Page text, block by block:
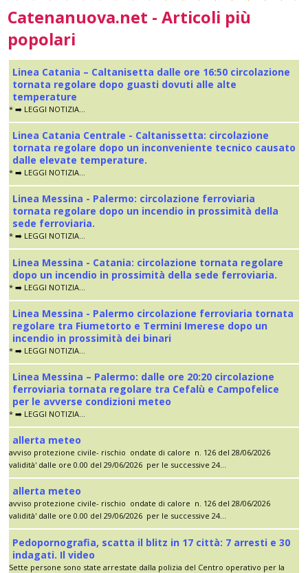
Catenanuova.net - Articoli più
popolari
Linea Catania – Caltanisetta dalle ore 16:50 circolazione
tornata regolare dopo guasti dovuti alle alte
temperature
* ➡️ LEGGI NOTIZIA...
Linea Catania Centrale - Caltanissetta: circolazione
tornata regolare dopo un inconveniente tecnico causato
dalle elevate temperature.
* ➡️ LEGGI NOTIZIA...
Linea Messina - Palermo: circolazione ferroviaria
tornata regolare dopo un incendio in prossimità della
sede ferroviaria.
* ➡️ LEGGI NOTIZIA...
Linea Messina - Catania: circolazione tornata regolare
dopo un incendio in prossimità della sede ferroviaria.
* ➡️ LEGGI NOTIZIA...
Linea Messina - Palermo circolazione ferroviaria tornata
regolare tra Fiumetorto e Termini Imerese dopo un
incendio in prossimità dei binari
* ➡️ LEGGI NOTIZIA...
Linea Messina – Palermo: dalle ore 20:20 circolazione
ferroviaria tornata regolare tra Cefalù e Campofelice
per le avverse condizioni meteo
* ➡️ LEGGI NOTIZIA...
allerta meteo
avviso protezione civile- rischio ondate di calore n. 126 del 28/06/2026
validità' dalle ore 0.00 del 29/06/2026 per le successive 24...
allerta meteo
avviso protezione civile- rischio ondate di calore n. 126 del 28/06/2026
validità' dalle ore 0.00 del 29/06/2026 per le successive 24...
Pedopornografia, scatta il blitz in 17 città: 7 arresti e 30
indagati. Il video
Sette persone sono state arrestate dalla polizia del Centro operativo per la